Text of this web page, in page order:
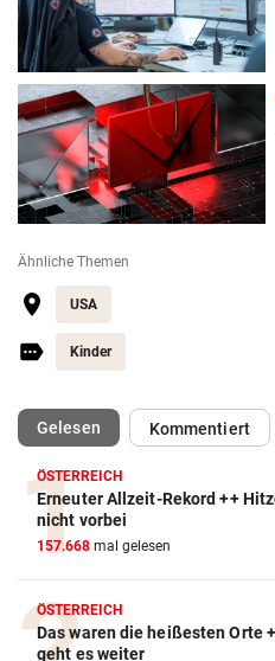
Ähnliche Themen
USA
Kinder
Gelesen(ausgewählt)Kommentiert
ÖSTERREICH
Erneuter Allzeit-Rekord ++
nicht vorbei
157.668 mal gelesen
ÖSTERREICH
Das waren die heißesten Orte
geht es weiter